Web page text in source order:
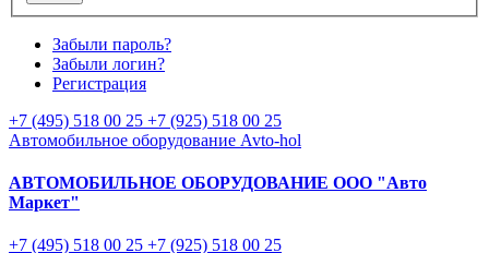
Забыли пароль?
Забыли логин?
Регистрация
+7 (495) 518 00 25 +7 (925) 518 00 25
Автомобильное оборудование Avto-hol
АВТОМОБИЛЬНОЕ ОБОРУДОВАНИЕ ООО "Авто
Маркет"
+7 (495) 518 00 25 +7 (925) 518 00 25